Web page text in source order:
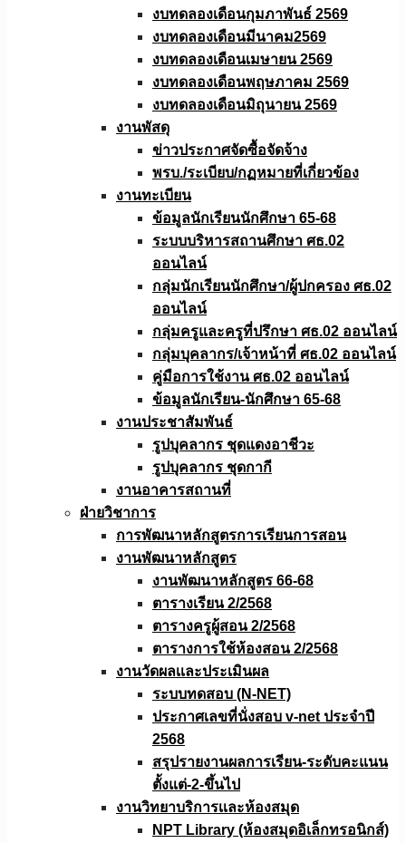
งบทดลองเดือนกุมภาพันธ์ 2569
งบทดลองเดือนมีนาคม2569
งบทดลองเดือนเมษายน 2569
งบทดลองเดือนพฤษภาคม 2569
งบทดลองเดือนมิถุนายน 2569
งานพัสดุ
ข่าวประกาศจัดซื้อจัดจ้าง
พรบ./ระเบียบ/กฏหมายที่เกี่ยวข้อง
งานทะเบียน
ข้อมูลนักเรียนนักศึกษา 65-68
ระบบบริหารสถานศึกษา ศธ.02
ออนไลน์
กลุ่มนักเรียนนักศึกษา/ผู้ปกครอง ศธ.02
ออนไลน์
กลุ่มครูและครูที่ปรึกษา ศธ.02 ออนไลน์
กลุ่มบุคลากร/เจ้าหน้าที่ ศธ.02 ออนไลน์
คู่มือการใช้งาน ศธ.02 ออนไลน์
ข้อมูลนักเรียน-นักศึกษา 65-68
งานประชาสัมพันธ์
รูปบุคลากร ชุดแดงอาชีวะ
รูปบุคลากร ชุดกากี
งานอาคารสถานที่
ฝ่ายวิชาการ
การพัฒนาหลักสูตรการเรียนการสอน
งานพัฒนาหลักสูตร
งานพัฒนาหลักสูตร 66-68
ตารางเรียน 2/2568
ตารางครูผู้สอน 2/2568
ตารางการใช้ห้องสอน 2/2568
งานวัดผลเเละประเมินผล
ระบบทดสอบ (N-NET)
ประกาศเลขที่นั่งสอบ v-net ประจำปี
2568
สรุปรายงานผลการเรียน-ระดับคะแนน
ตั้งแต่-2-ขึ้นไป
งานวิทยาบริการเเละห้องสมุด
NPT Library (ห้องสมุดอิเล็กทรอนิกส์)